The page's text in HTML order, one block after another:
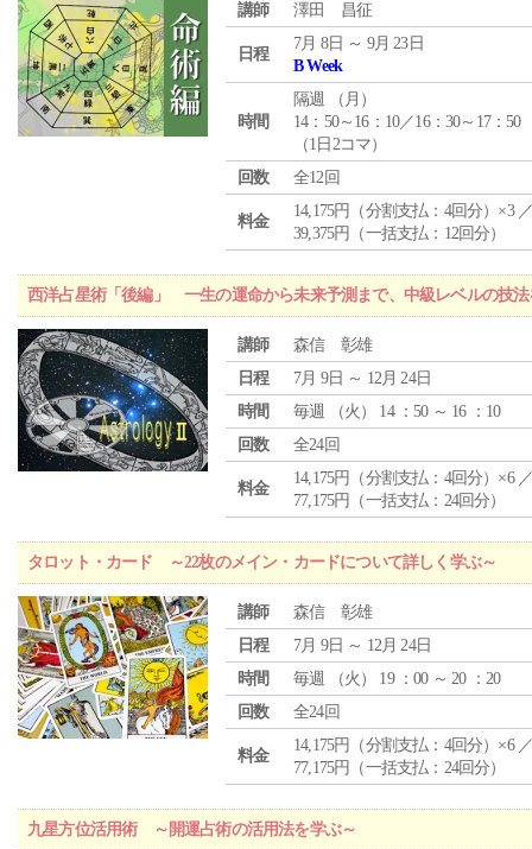
講師 澤田 昌征
日程
7月 8日 ～ 9月 23日
B Week
時間
隔週 （ 月 ）
14：50～16：10／16：30～17：50
（1日2コマ）
回数
全12回
料金
14,175円（分割支払：4回分）×3
39,375円（一括支払：12回分）
西洋占星術「後編」 一生の運命から未来予測まで、中級レベルの技法
講師
森信 彰雄
日程
7月 9日 ～ 12月 24日
時間
毎週 （火 ） 14 ：50 ～ 16 ：10
回数
全24回
料金
14,175円（分割支払：4回分）×6
77,175円（一括支払：24回分）
タロット・カード ～22枚のメイン・カードについて詳しく学ぶ～
講師
森信 彰雄
日程
7月 9日 ～ 12月 24日
時間
毎週 （火 ） 19 ：00 ～ 20 ：20
回数
全24回
料金
14,175円（分割支払：4回分）×6
77,175円（一括支払：24回分）
九星方位活用術 ～開運占術の活用法を学ぶ～